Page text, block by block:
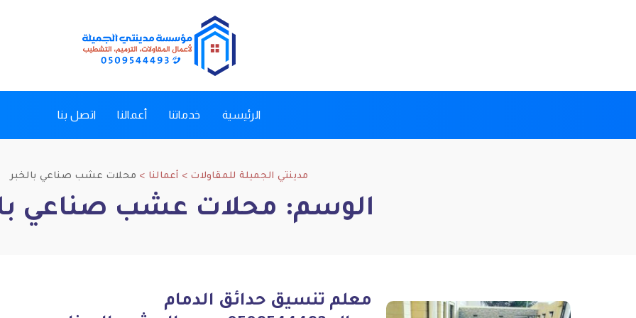
الرئيسية خدماتنا أعمالنا اتصل بنا
مدينتي الجميلة للمقاولات > أعمالنا > محلات عشب صناعي بالخبر
الوسم: محلات عشب صناعي
معلم تنسيق حدائق الدمام